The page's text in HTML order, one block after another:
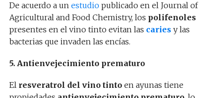
De acuerdo a unestudiopublicado en el Journal of
Agricultural and Food Chemistry, los polifenoles
presentes en el vino tinto evitan las caries y las
bacterias que invaden las encías.
5. Antienvejecimiento prematuro
El resveratrol del vino tintoen ayunas tiene